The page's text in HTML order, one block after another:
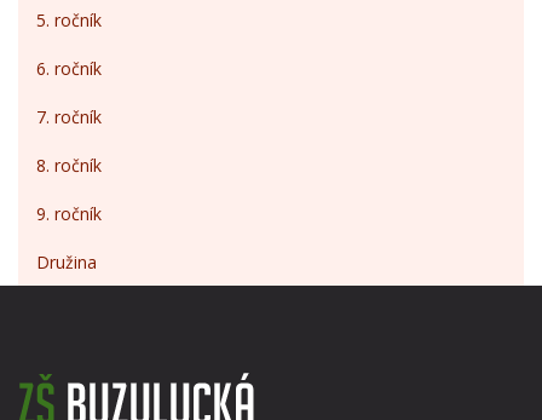
5. ročník
6. ročník
7. ročník
8. ročník
9. ročník
Družina